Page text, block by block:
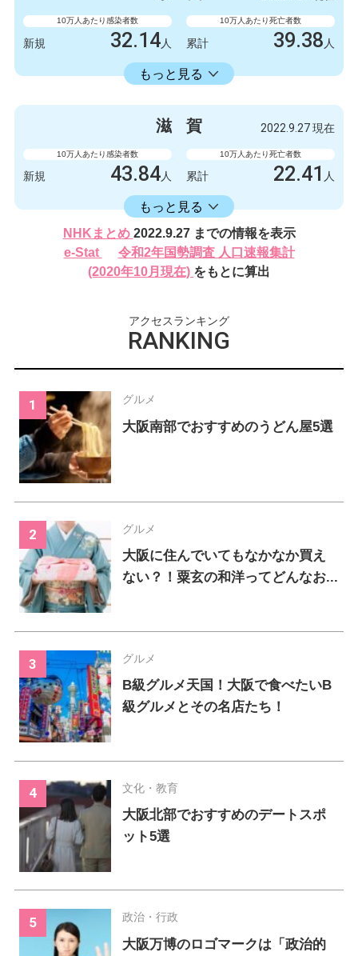
132327 249
10万人あたり感染者数
新規 32.14 人
10万人あたり死亡者数
累計 39.38 人
もっと見る
16582.30人
426人 新規
219788 522
滋 賀 2022.9.27 現在
10万人あたり感染者数
新規 43.84人
10万人あたり死亡者数
累計 22.41 人
もっと見る
16406.17人
感染者数
620人
死亡者数
新規
232024人 累計
NHKまとめ 2022.9.27 までの情報を表示
e-Stat
令和2年国勢調査 人口速報集計
(2020年10月現在) をもとに算出
アクセスランキング
RANKING
グルメ
大阪南部でおすすめのうどん屋5選
グルメ
大阪に住んでいてもなかなか買え
ない？！粟玄の和洋ってどんなお...
グルメ
B級グルメ天国！大阪で食べたいB
級グルメとその名店たち！
文化・教育
大阪北部でおすすめのデートスポ
ット5選
政治・行政
大阪万博のロゴマークは「政治的